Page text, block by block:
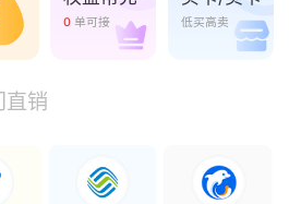
0 单可接 低买高卖
直销